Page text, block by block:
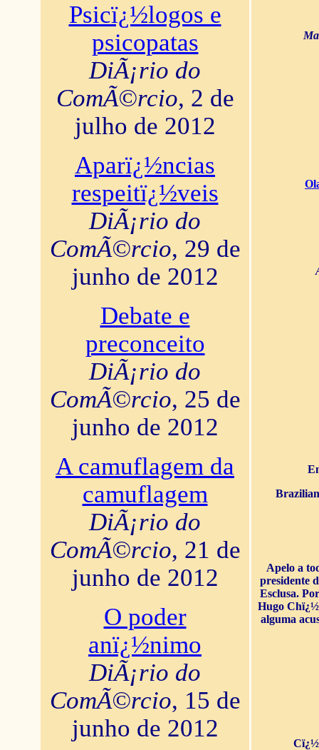
Psicï¿½logos e
psicopatas
DiÃ¡rio do
ComÃ©rcio, 2 de
julho de 2012
Aparï¿½ncias
respeitï¿½veis
DiÃ¡rio do
ComÃ©rcio, 29 de
junho de 2012
Debate e
preconceito
DiÃ¡rio do
ComÃ©rcio, 25 de
junho de 2012
A camuflagem da
camuflagem
DiÃ¡rio do
ComÃ©rcio, 21 de
junho de 2012
O poder
anï¿½nimo
DiÃ¡rio do
ComÃ©rcio, 15 de
junho de 2012
Apelo a
presidente
Esclusa.
Hugo
alguma